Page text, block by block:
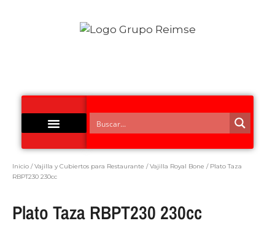
Inicio /Vajilla y Cubiertos para Restaurante /Vajilla Royal Bone / Plato Taza
RBPT230 230cc
Plato Taza RBPT230 230cc